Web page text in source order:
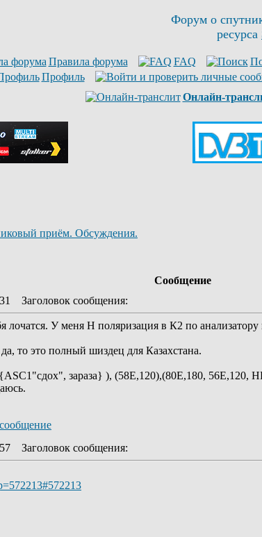
Форум о
ресурса
Правила форума FAQ
Профиль
Онлайн-
приём. Обсуждения.
Сообщение
Заголовок сообщения:
лочатся. У меня Н поляризация в К2 по
то это полный шиздец для Казахстана.
зараза} ), (58E,120),(80Е,180, 56E,120,
Заголовок сообщения: